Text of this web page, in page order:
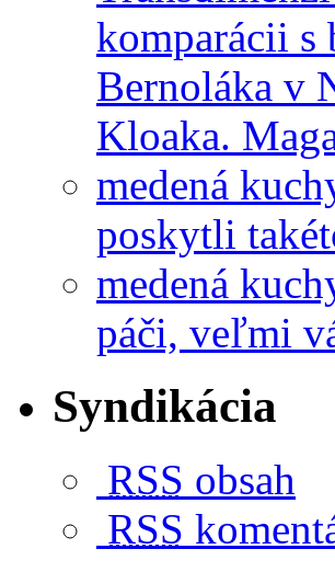
komparácii s
Bernoláka v
Kloaka.
medená
poskytli
medená
páči, veľmi
Syndikácia
RSS obsah
RSS